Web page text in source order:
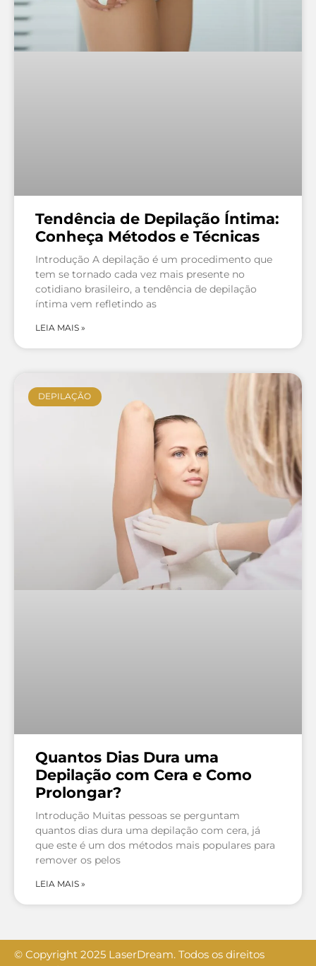
Tendência de Depilação Íntima:
Conheça Métodos e Técnicas
Introdução A depilação é um procedimento que
tem se tornado cada vez mais presente no
cotidiano brasileiro, a tendência de depilação
íntima vem refletindo as
LEIA MAIS »
DEPILAÇÃO
Quantos Dias Dura uma
Depilação com Cera e Como
Prolongar?
Introdução Muitas pessoas se perguntam
quantos dias dura uma depilação com cera, já
que este é um dos métodos mais populares para
remover os pelos
LEIA MAIS »
© Copyright 2025 LaserDream. Todos os direitos